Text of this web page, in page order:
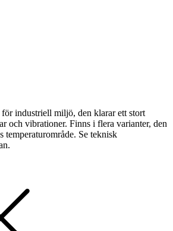
för industriell miljö, den klarar ett stort
och vibrationer. Finns i flera varianter, den
temperaturområde. Se teknisk